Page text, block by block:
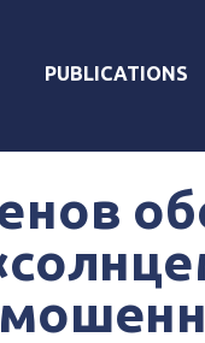
PUBLICATIONS